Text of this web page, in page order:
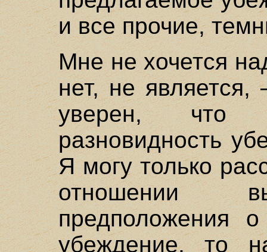
и все прочие,
Мне не хочется
нет, не
уверен, что
разновидность
Я могу только
отношении
предположения
убеждение, то